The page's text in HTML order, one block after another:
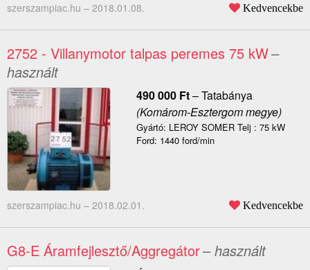
szerszampiac.hu – 2018.01.08. Kedvencekbe
2752 - Villanymotor talpas peremes 75 kW–
használt
490 000 Ft–Tatabánya
(Komárom-Esztergom megye)
Gyártó: LEROY SOMER Telj : 75 kW
Ford: 1440 ford/min
szerszampiac.hu – 2018.02.01. Kedvencekbe
G8-E Áramfejlesztő/Aggregátor– használt